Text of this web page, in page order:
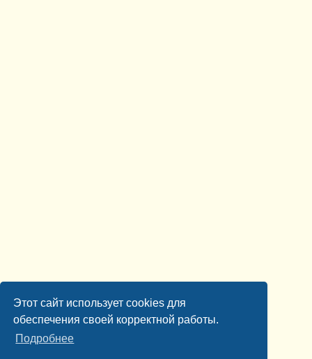
Этот сайт использует cookies для
обеспечения своей корректной работы.
Подробнее